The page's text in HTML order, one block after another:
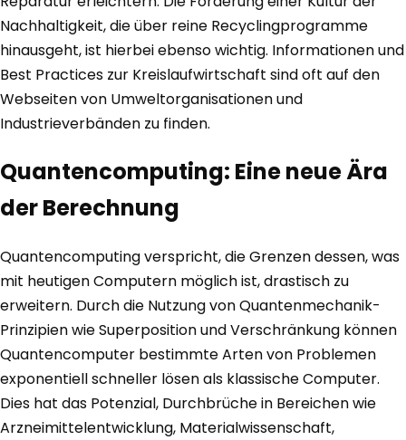
Nachhaltigkeit, die über reine Recyclingprogramme
hinausgeht, ist hierbei ebenso wichtig. Informationen und
Best Practices zur Kreislaufwirtschaft sind oft auf den
Webseiten von Umweltorganisationen und
Industrieverbänden zu finden.
Quantencomputing: Eine neue Ära
der Berechnung
Quantencomputing verspricht, die Grenzen dessen, was
mit heutigen Computern möglich ist, drastisch zu
erweitern. Durch die Nutzung von Quantenmechanik-
Prinzipien wie Superposition und Verschränkung können
Quantencomputer bestimmte Arten von Problemen
exponentiell schneller lösen als klassische Computer.
Dies hat das Potenzial, Durchbrüche in Bereichen wie
Arzneimittelentwicklung, Materialwissenschaft,